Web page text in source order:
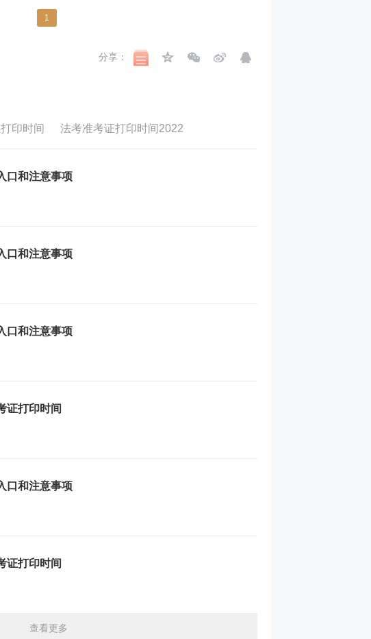
1
分享：
印时间 法考准考证打印时间2022
口和注意事项
口和注意事项
口和注意事项
证打印时间
口和注意事项
证打印时间
查看更多